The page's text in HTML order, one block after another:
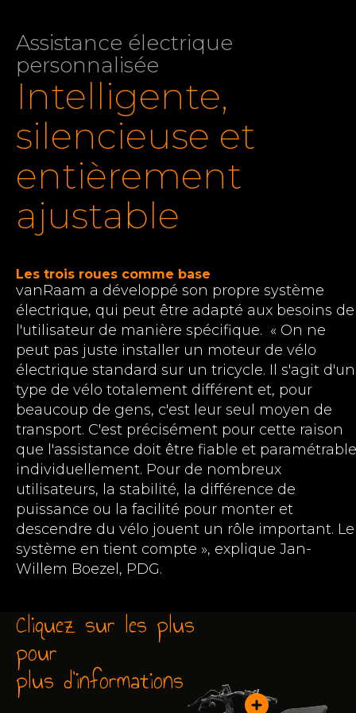
Assistance électrique
personnalisée
Intelligente,
silencieuse et
entièrement
ajustable
Les trois roues comme base
vanRaam a développé son propre système
électrique, qui peut être adapté aux besoins de
l'utilisateur de manière spécifique. « On ne
peut pas juste installer un moteur de vélo
électrique standard sur un tricycle. Il s'agit d'un
type de vélo totalement différent et, pour
beaucoup de gens, c'est leur seul moyen de
transport. C'est précisément pour cette raison
que l'assistance doit être fiable et paramétrable
individuellement. Pour de nombreux
utilisateurs, la stabilité, la différence de
puissance ou la facilité pour monter et
descendre du vélo jouent un rôle important. Le
système en tient compte », explique Jan-
Willem Boezel, PDG.
Cliquez sur les plus
pour
plus d’informations